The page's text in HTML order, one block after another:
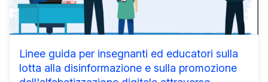
Linee guida per insegnanti ed educatori sulla
lotta alla disinformazione e sulla promozione